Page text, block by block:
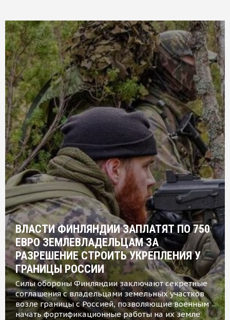
ВЛАСТИ ФИНЛЯНДИИ ЗАПЛАТЯТ ПО 750
ЕВРО ЗЕМЛЕВЛАДЕЛЬЦАМ ЗА
РАЗРЕШЕНИЕ СТРОИТЬ УКРЕПЛЕНИЯ У
ГРАНИЦЫ РОССИИ
Силы обороны Финляндии заключают секретные
соглашения с владельцами земельных участков
возле границы с Россией, позволяющие военным
начать фортификационные работы на их земле